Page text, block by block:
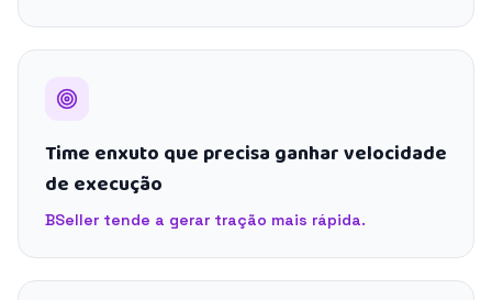
Time enxuto que precisa ganhar velocidade
de execução
BSeller tende a gerar tração mais rápida.